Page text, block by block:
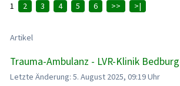
1 2 3 4 5 6 >> >|
Artikel
Trauma-Ambulanz - LVR-Klinik
Letzte Änderung: 5. August 2025, 09:19 Uhr